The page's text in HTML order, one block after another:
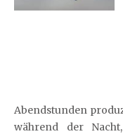
Abendstunden
während der